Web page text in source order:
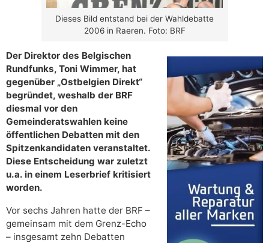
Dieses Bild entstand bei der Wahldebatte
2006 in Raeren. Foto: BRF
Der Direktor des Belgischen
Rundfunks, Toni Wimmer, hat
gegenüber „Ostbelgien Direkt“
begründet, weshalb der BRF
diesmal vor den
Gemeinderatswahlen keine
öffentlichen Debatten mit den
Spitzenkandidaten veranstaltet.
Diese Entscheidung war zuletzt
u.a. in einem Leserbrief kritisiert
worden.
Vor sechs Jahren hatte der BRF –
gemeinsam mit dem Grenz-Echo
– insgesamt zehn Debatten